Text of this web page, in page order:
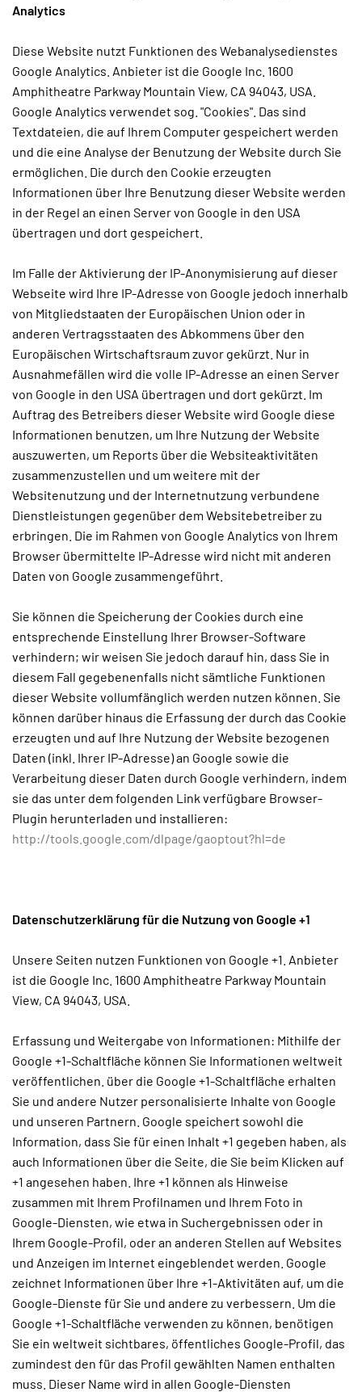
Analytics
Diese Website nutzt Funktionen des Webanalysedienstes
Google Analytics. Anbieter ist die Google Inc. 1600
Amphitheatre Parkway Mountain View, CA 94043, USA.
Google Analytics verwendet sog. "Cookies". Das sind
Textdateien, die auf Ihrem Computer gespeichert werden
und die eine Analyse der Benutzung der Website durch Sie
ermöglichen. Die durch den Cookie erzeugten
Informationen über Ihre Benutzung dieser Website werden
in der Regel an einen Server von Google in den USA
übertragen und dort gespeichert.
Im Falle der Aktivierung der IP-Anonymisierung auf dieser
Webseite wird Ihre IP-Adresse von Google jedoch innerhalb
von Mitgliedstaaten der Europäischen Union oder in
anderen Vertragsstaaten des Abkommens über den
Europäischen Wirtschaftsraum zuvor gekürzt. Nur in
Ausnahmefällen wird die volle IP-Adresse an einen Server
von Google in den USA übertragen und dort gekürzt. Im
Auftrag des Betreibers dieser Website wird Google diese
Informationen benutzen, um Ihre Nutzung der Website
auszuwerten, um Reports über die Websiteaktivitäten
zusammenzustellen und um weitere mit der
Websitenutzung und der Internetnutzung verbundene
Dienstleistungen gegenüber dem Websitebetreiber zu
erbringen. Die im Rahmen von Google Analytics von Ihrem
Browser übermittelte IP-Adresse wird nicht mit anderen
Daten von Google zusammengeführt.
Sie können die Speicherung der Cookies durch eine
entsprechende Einstellung Ihrer Browser-Software
verhindern; wir weisen Sie jedoch darauf hin, dass Sie in
diesem Fall gegebenenfalls nicht sämtliche Funktionen
dieser Website vollumfänglich werden nutzen können. Sie
können darüber hinaus die Erfassung der durch das Cookie
erzeugten und auf Ihre Nutzung der Website bezogenen
Daten (inkl. Ihrer IP-Adresse) an Google sowie die
Verarbeitung dieser Daten durch Google verhindern, indem
sie das unter dem folgenden Link verfügbare Browser-
Plugin herunterladen und installieren:
http://tools.google.com/dlpage/gaoptout?hl=de
Datenschutzerklärung für die Nutzung von Google +1
Unsere Seiten nutzen Funktionen von Google +1. Anbieter
ist die Google Inc. 1600 Amphitheatre Parkway Mountain
View, CA 94043, USA.
Erfassung und Weitergabe von Informationen: Mithilfe der
Google +1-Schaltfläche können Sie Informationen weltweit
veröffentlichen. über die Google +1-Schaltfläche erhalten
Sie und andere Nutzer personalisierte Inhalte von Google
und unseren Partnern. Google speichert sowohl die
Information, dass Sie für einen Inhalt +1 gegeben haben, als
auch Informationen über die Seite, die Sie beim Klicken auf
+1 angesehen haben. Ihre +1 können als Hinweise
zusammen mit Ihrem Profilnamen und Ihrem Foto in
Google-Diensten, wie etwa in Suchergebnissen oder in
Ihrem Google-Profil, oder an anderen Stellen auf Websites
und Anzeigen im Internet eingeblendet werden. Google
zeichnet Informationen über Ihre +1-Aktivitäten auf, um die
Google-Dienste für Sie und andere zu verbessern. Um die
Google +1-Schaltfläche verwenden zu können, benötigen
Sie ein weltweit sichtbares, öffentliches Google-Profil, das
zumindest den für das Profil gewählten Namen enthalten
muss. Dieser Name wird in allen Google-Diensten